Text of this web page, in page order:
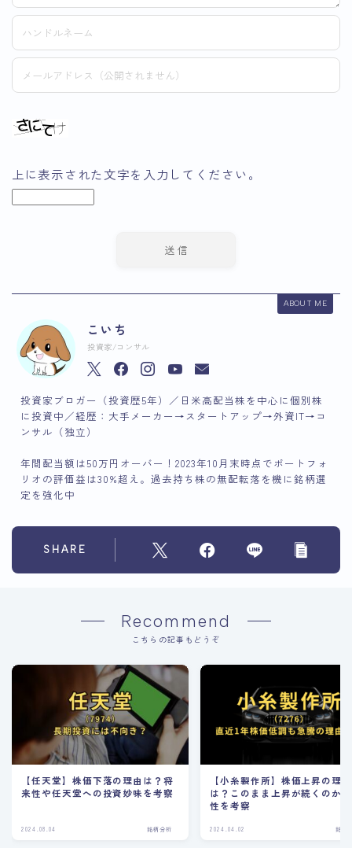
上に表示された文字を入力してください。
ABOUT ME
こいち
投資家/コンサル
投資家ブロガー（投資歴5年）／日米高配当株を中心に個別株
に投資中／経歴：大手メーカー→スタートアップ→外資IT→コ
ンサル（独立）
年間配当額は50万円オーバー！2023年10月末時点でポートフォ
リオの評価益は30%超え。過去持ち株の無配転落を機に銘柄選
定を強化中
SHARE
Recommend
こちらの記事もどうぞ
【任天堂】株価下落の理由は？将
来性や任天堂への投資妙味を考察
2024.08.04 銘柄分析
【小糸製作所】株価上昇の理由
は？このまま上昇が続くのか
性を考察
2024.04.02 銘柄